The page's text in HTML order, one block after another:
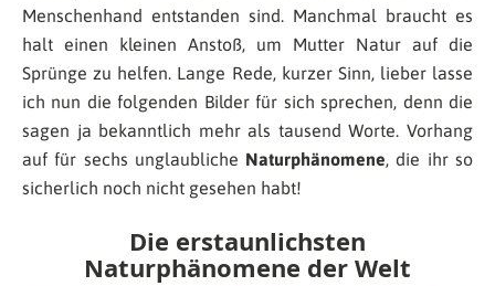
Menschenhand entstanden sind. Manchmal braucht es
halt einen kleinen Anstoß, um Mutter Natur auf die
Sprünge zu helfen. Lange Rede, kurzer Sinn, lieber lasse
ich nun die folgenden Bilder für sich sprechen, denn die
sagen ja bekanntlich mehr als tausend Worte. Vorhang
auf für sechs unglaubliche Naturphänomene, die ihr so
sicherlich noch nicht gesehen habt!
Die erstaunlichsten
Naturphänomene der Welt